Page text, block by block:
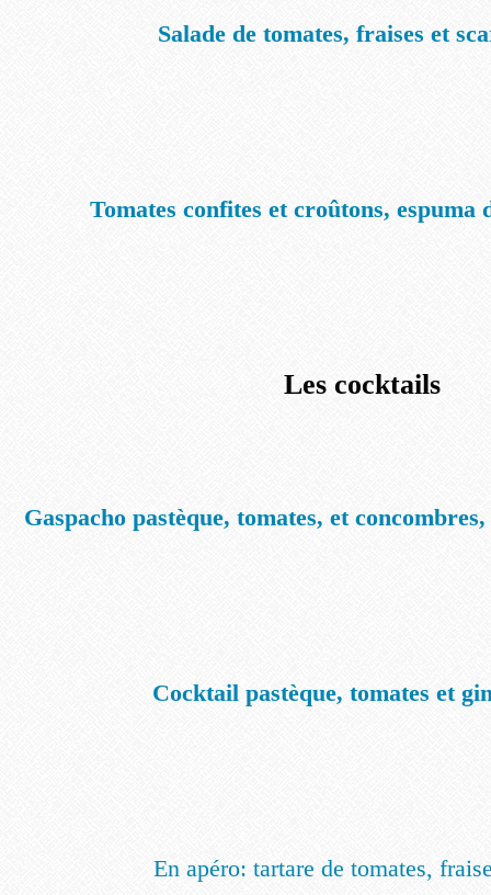
Salade de tomates, fraises et
Tomates confites et croûtons, espuma
Les cocktails
Gaspacho pastèque, tomates, et
Cocktail pastèque, tomates et
En apéro: tartare de tomates,